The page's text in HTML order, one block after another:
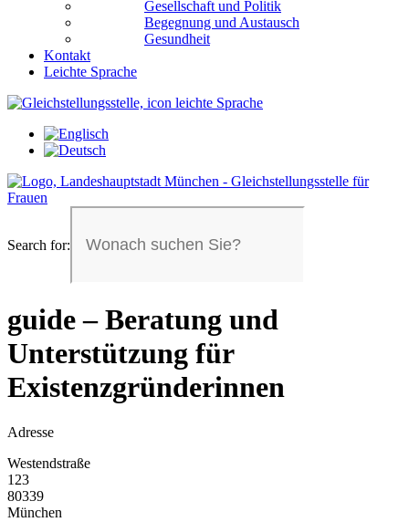
Gesellschaft und Politik
Begegnung und Austausch
Gesundheit
Kontakt
Leichte Sprache
Search for:
guide – Beratung und
Unterstützung für
Existenzgründerinnen
Adresse
Westendstraße
123
80339
München